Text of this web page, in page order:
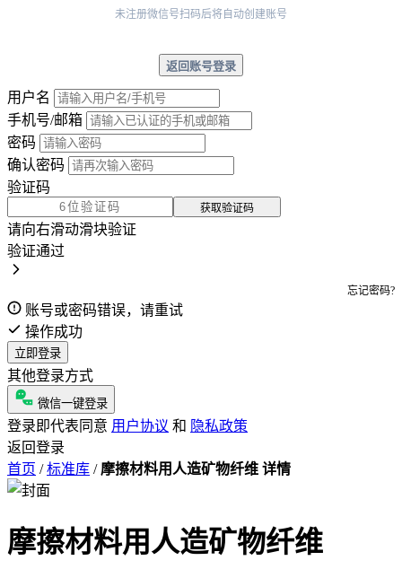
未注册微信号扫码后将自动创建账号
返回账号登录
用户名
手机号/邮箱
密码
确认密码
验证码
获取验证码
请向右滑动滑块验证
验证通过
忘记密码?
账号或密码错误，请重试
操作成功
立即登录
其他登录方式
微信一键登录
登录即代表同意 用户协议 和 隐私政策
返回登录
首页 / 标准库 / 摩擦材料用人造矿物纤维 详情
摩擦材料用人造矿物纤维